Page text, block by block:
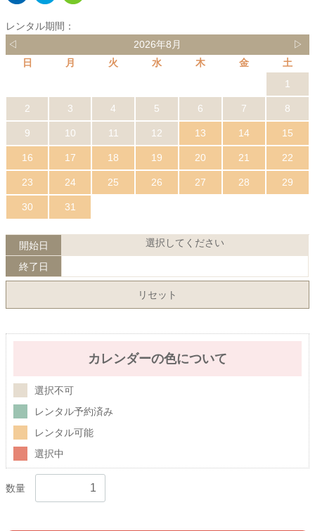
レンタル期間：
◁
2026年8月
▷
日
月 火 水 木 金
土
1
2 3 4 5 6 7 8
9 10 11 12 13 14 15
16 17 18 19 20 21 22
23 24 25 26 27 28 29
30 31
開始日 選択してください
終了日
リセット
カレンダーの色について
選択不可
レンタル予約済み
レンタル可能
選択中
数量